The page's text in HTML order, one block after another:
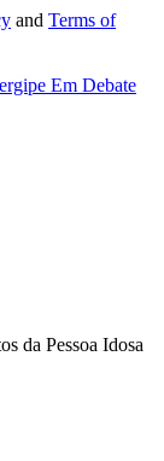
and Terms of
da Pessoa Idosa